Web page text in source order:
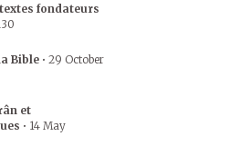
fondateurs
Bible • 29 October
et
• 14 May